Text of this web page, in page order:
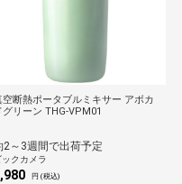
空断熱ポータブルミキサー アボカ
グリーン THG-VPM01
2～3週間で出荷予定
ックカメラ
円 (税込)